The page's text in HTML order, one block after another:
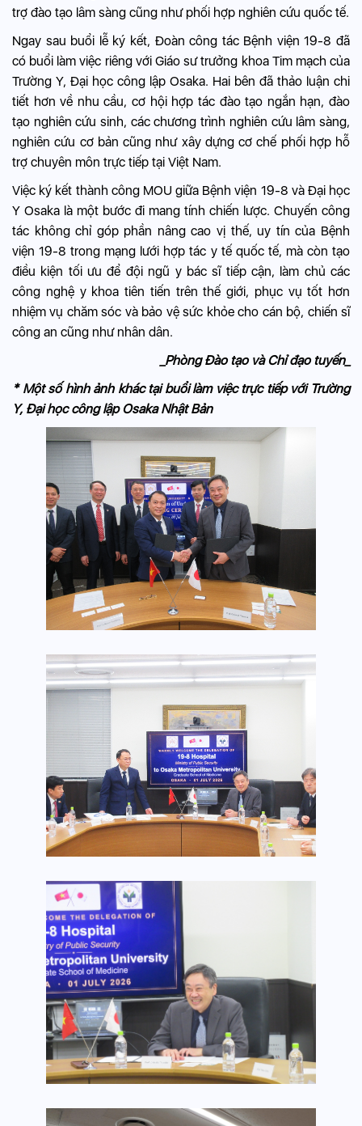
trợ đào tạo lâm sàng cũng như phối hợp nghiên cứu quốc tế.
Ngay sau buổi lễ ký kết, Đoàn công tác Bệnh viện 19-8 đã
có buổi làm việc riêng với Giáo sư trưởng khoa Tim mạch của
Trường Y, Đại học công lập Osaka. Hai bên đã thảo luận chi
tiết hơn về nhu cầu, cơ hội hợp tác đào tạo ngắn hạn, đào
tạo nghiên cứu sinh, các chương trình nghiên cứu lâm sàng,
nghiên cứu cơ bản cũng như xây dựng cơ chế phối hợp hỗ
trợ chuyên môn trực tiếp tại Việt Nam.
Việc ký kết thành công MOU giữa Bệnh viện 19-8 và Đại học
Y Osaka là một bước đi mang tính chiến lược. Chuyến công
tác không chỉ góp phần nâng cao vị thế, uy tín của Bệnh
viện 19-8 trong mạng lưới hợp tác y tế quốc tế, mà còn tạo
điều kiện tối ưu để đội ngũ y bác sĩ tiếp cận, làm chủ các
công nghệ y khoa tiên tiến trên thế giới, phục vụ tốt hơn
nhiệm vụ chăm sóc và bảo vệ sức khỏe cho cán bộ, chiến sĩ
công an cũng như nhân dân.
_Phòng Đào tạo và Chỉ đạo tuyến_
* Một số hình ảnh khác tại buổi làm việc trực tiếp với Trường
Y, Đại học công lập Osaka Nhật Bản